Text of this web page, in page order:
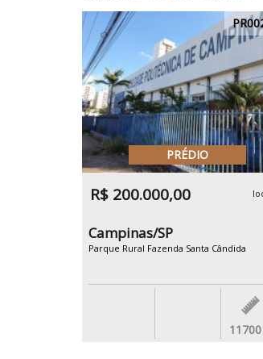
PRÉDIO
R$ 200.000,00
Campinas/SP
Parque Rural Fazenda Santa Cândida
11700